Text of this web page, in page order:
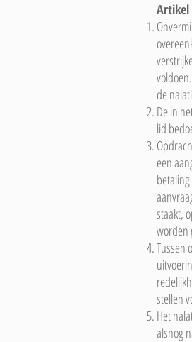
Artikel
de
De in
lid
een
staakt,
worden
Tussen
stellen
Het
alsnog